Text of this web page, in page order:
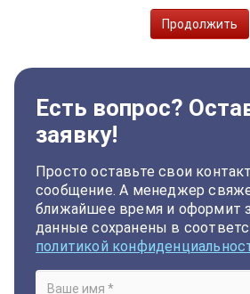
Продолжить
Есть вопрос?
заявку!
Просто оставьте свои
сообщение. А менеджер
ближайшее время и оформит
данные сохранены в
политикой